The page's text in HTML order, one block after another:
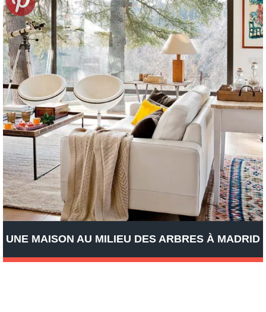
UNE MAISON AU MILIEU DES ARBRES À MADRID